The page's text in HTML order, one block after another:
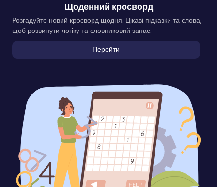
Щоденний кросворд
Розгадуйте новий кросворд щодня. Цікаві підказки та слова,
щоб розвинути логіку та словниковий запас.
Перейти